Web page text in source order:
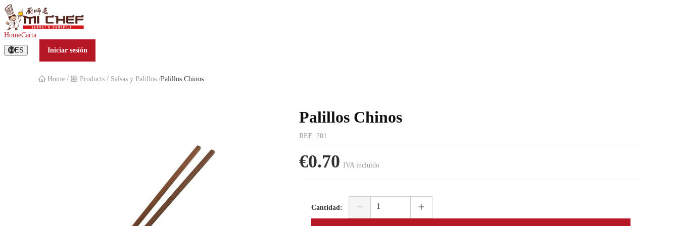
Palillos Chinos
HomeCarta
ES
Iniciar sesión
Home / Products / Salsas y Palillos /Palillos Chinos
Palillos Chinos
REF: 201
€0.70 IVA incluido
Cantidad: